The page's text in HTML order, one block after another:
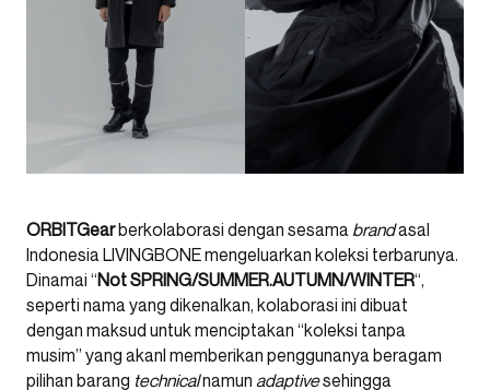
ORBITGearberkolaborasi dengan sesama brandasal
Indonesia LIVINGBONE mengeluarkan koleksi terbarunya.
Dinamai “Not SPRING/SUMMER.AUTUMN/WINTER“,
seperti nama yang dikenalkan, kolaborasi ini dibuat
dengan maksud untuk menciptakan “koleksi tanpa
musim” yang akanl memberikan penggunanya beragam
pilihan barang technicalnamun adaptivesehingga